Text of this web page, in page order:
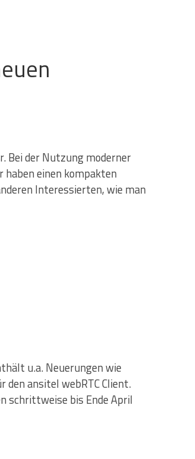
Bei der Nutzung moderner
einen kompakten
Interessierten, wie man
u.a. Neuerungen wie
ansitel webRTC Client.
schrittweise bis Ende April